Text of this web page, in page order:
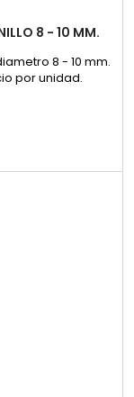
8 - 10 MM.
8 - 10 mm.
por unidad.